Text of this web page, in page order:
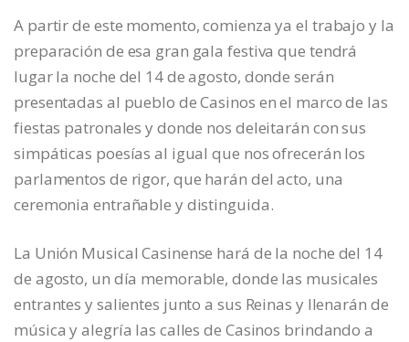
A partir de este momento, comienza ya el trabajo y la
preparación de esa gran gala festiva que tendrá
lugar la noche del 14 de agosto, donde serán
presentadas al pueblo de Casinos en el marco de las
fiestas patronales y donde nos deleitarán con sus
simpáticas poesías al igual que nos ofrecerán los
parlamentos de rigor, que harán del acto, una
ceremonia entrañable y distinguida.
La Unión Musical Casinense hará de la noche del 14
de agosto, un día memorable, donde las musicales
entrantes y salientes junto a sus Reinas y llenarán de
música y alegría las calles de Casinos brindando a